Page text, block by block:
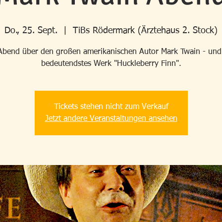
Do., 25. Sept. TiBs Rödermark (Ärztehaus 2. Stock)
über den großen amerikanischen Autor Mark Twain -
bedeutendstes Werk "Huckleberry Finn".
Tickets stehen nicht zum Verkauf
Jetzt andere Veranstaltungen ansehen